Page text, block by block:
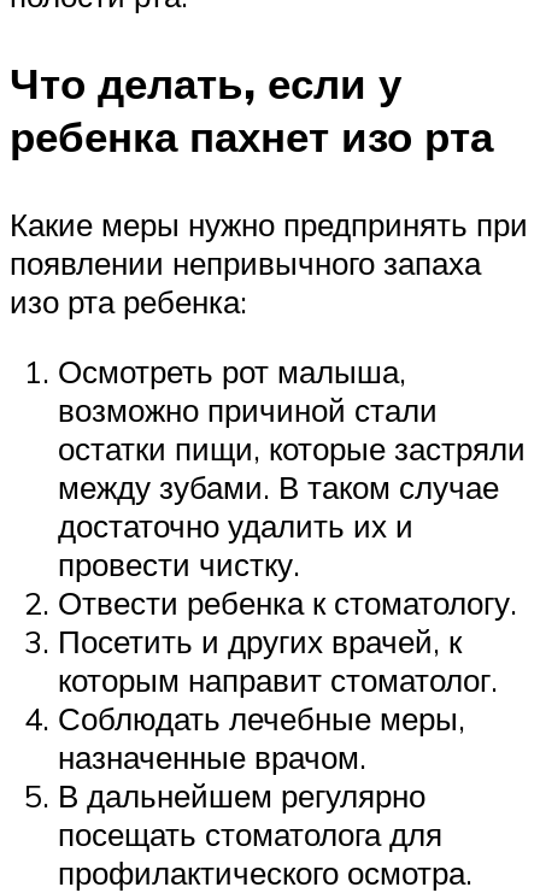
Что делать, если у
ребенка пахнет изо рта
Какие меры нужно предпринять при
появлении непривычного запаха
изо рта ребенка:
Осмотреть рот малыша,
возможно причиной стали
остатки пищи, которые застряли
между зубами. В таком случае
достаточно удалить их и
провести чистку.
Отвести ребенка к стоматологу.
Посетить и других врачей, к
которым направит стоматолог.
Соблюдать лечебные меры,
назначенные врачом.
В дальнейшем регулярно
посещать стоматолога для
профилактического осмотра.